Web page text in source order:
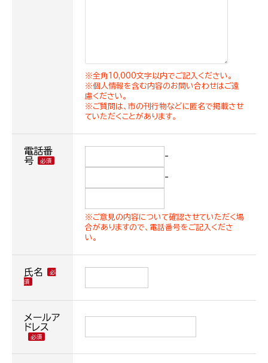
※全角10,000文字以内でご記入ください。
※個人情報を含む内容のお問い合わせはご遠
慮ください。
※ご質問は、市の刊行物などに匿名で掲載させ
ていただくことがあります。
電話番
号
-
-
※ご意見の内容について確認させていただく場
合がありますので、電話番号をご記入くださ
い。
氏名
メールア
ドレス